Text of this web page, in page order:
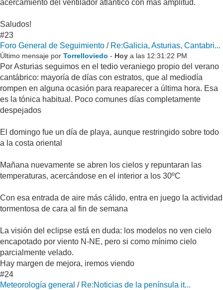
acercamiento del ventilador atlántico con más amplitud.
Saludos!
#23
Foro General de Seguimiento / Re:Galicia, Asturias, Cantabri...
Último mensaje por Torrelloviedo - Hoy a las 12:31:22 PM
Por Asturias seguimos en el tedio veraniego propio del verano
cantábrico: mayoría de días con estratos, que al mediodía
rompen en alguna ocasión para reaparecer a última hora. Esa
es la tónica habitual. Poco comunes días completamente
despejados
El domingo fue un día de playa, aunque restringido sobre todo
a la costa oriental
Mañana nuevamente se abren los cielos y repuntaran las
temperaturas, acercándose en el interior a los 30ºC
Con esa entrada de aire más cálido, entra en juego la actividad
tormentosa de cara al fin de semana
La visión del eclipse está en duda: los modelos no ven cielo
encapotado por viento N-NE, pero si como mínimo cielo
parcialmente velado.
Hay margen de mejora, iremos viendo
#24
Meteorología general / Re:Noticias de la península it...